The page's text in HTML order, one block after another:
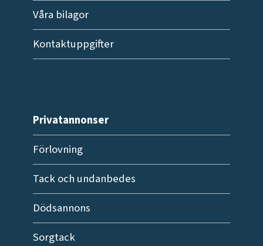
Våra bilagor
Kontaktuppgifter
Privatannonser
Förlovning
Tack och undanbedes
Dödsannons
Sorgtack